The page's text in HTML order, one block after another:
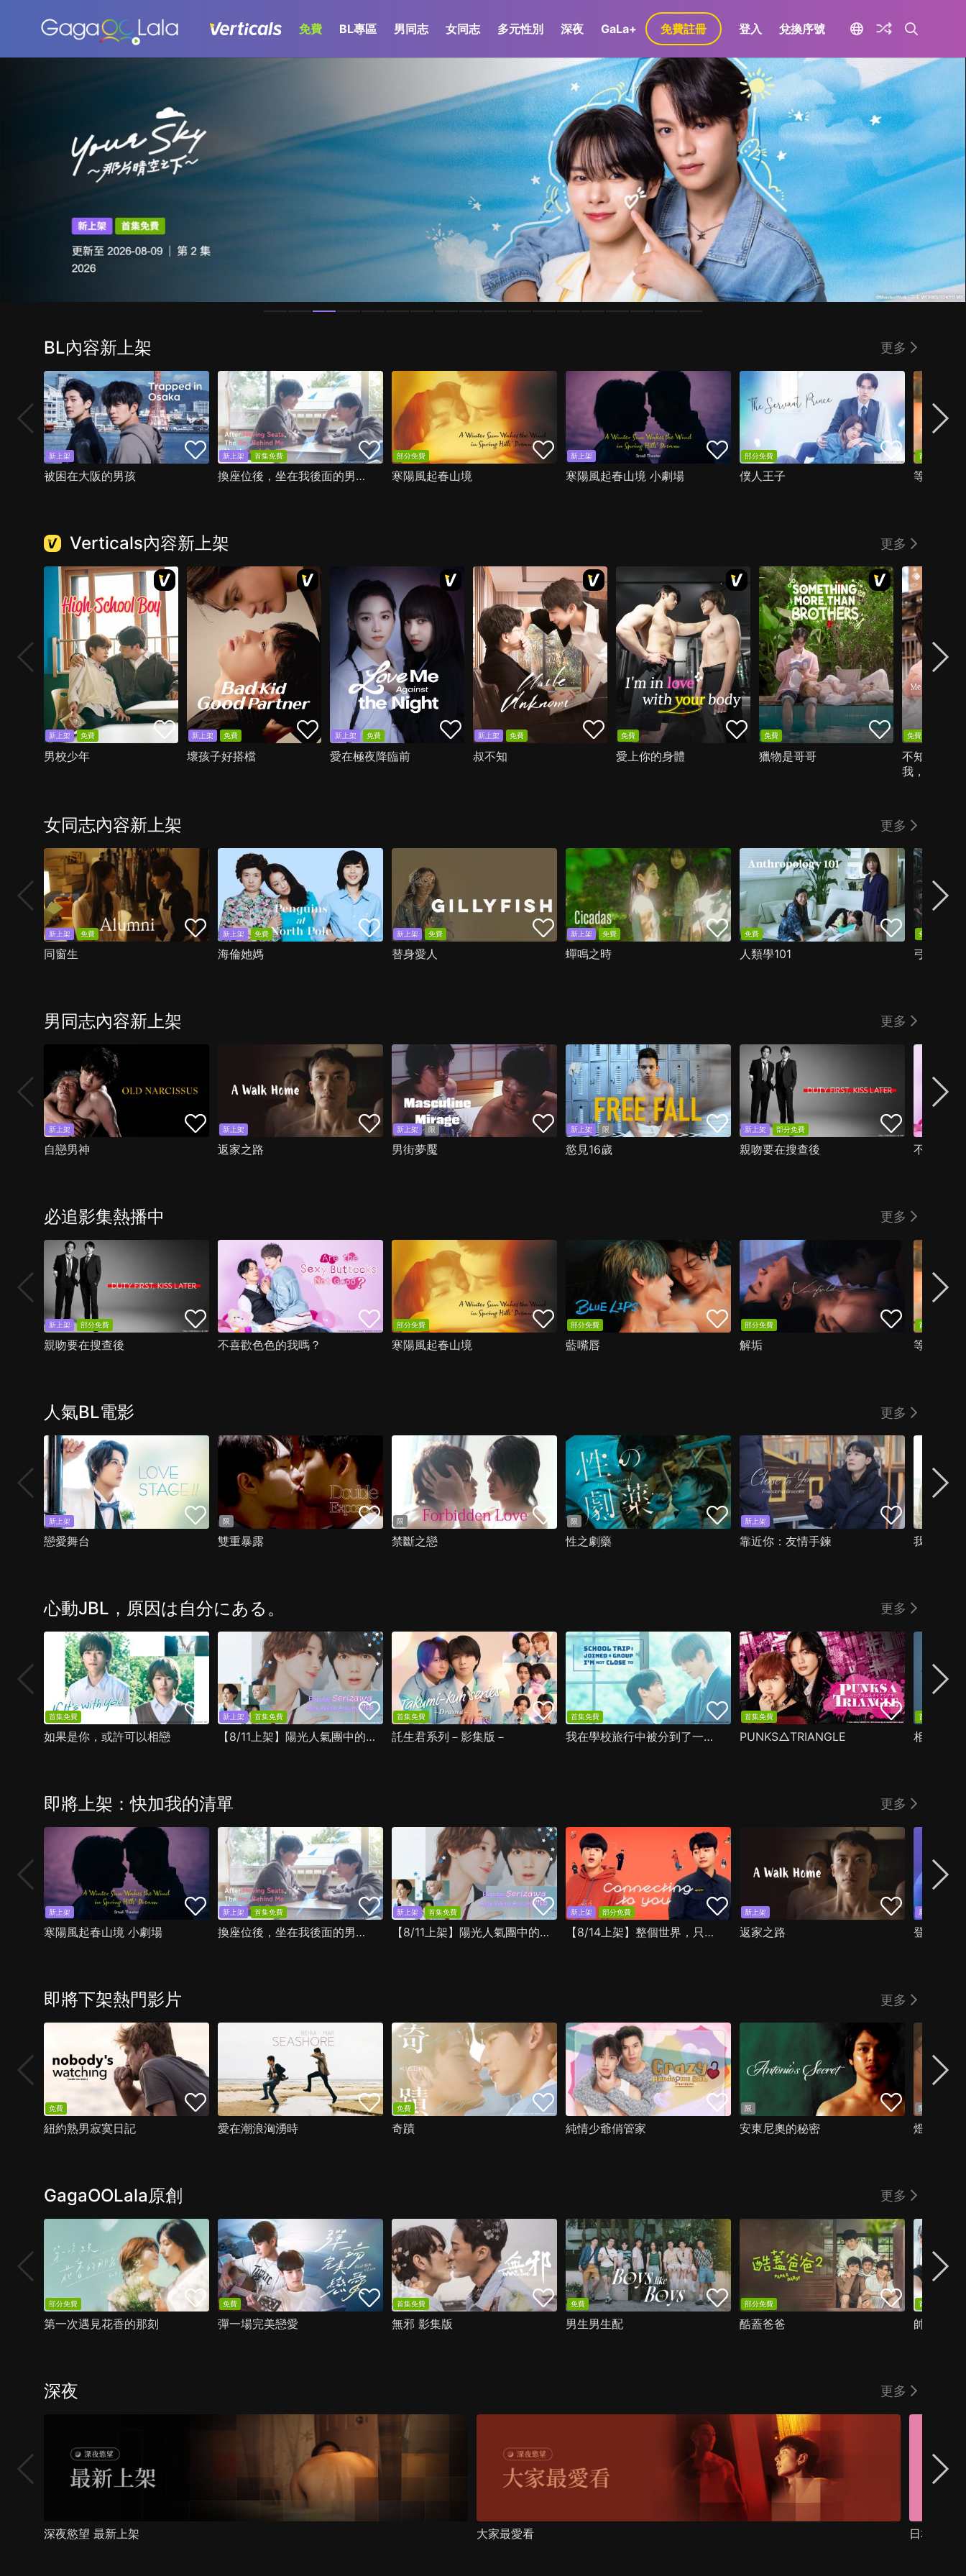
免費 BL專區 男同志 女同志 多元性別 深夜 GaLa+ 免費註冊 登入 兌換序號
BL內容新上架 更多
新上架
被困在大阪的男孩
新上架 首集免費
換座位後，坐在我後面的男生好像喜歡我
部分免費
寒陽風起春山境
新上架
寒陽風起春山境 小劇場
部分免費
僕人王子
首集免費
等待黎明
Verticals內容新上架 更多
新上架 免費
男校少年
新上架 免費
壞孩子好搭檔
新上架 免費
愛在極夜降臨前
新上架 免費
叔不知
免費
愛上你的身體
免費
獵物是哥哥
免費
不知道自己
我，和教會
女同志內容新上架 更多
新上架 免費
同窗生
新上架 免費
海倫她媽
新上架 免費
替身愛人
新上架 免費
蟬鳴之時
免費
人類學101
免費
弓蕉園的
男同志內容新上架 更多
新上架
自戀男神
新上架
返家之路
新上架 限
男街夢魘
新上架 限
慾見16歲
新上架 部分免費
親吻要在搜查後 不喜歡色
必追影集熱播中 更多
新上架 部分免費
親吻要在搜查後 不喜歡色色的我嗎？
部分免費
寒陽風起春山境
部分免費
藍嘴唇
部分免費
解垢
首集免費
等待黎明
人氣BL電影 更多
新上架
戀愛舞台
限
雙重暴露
限
禁斷之戀
限
性之劇藥
新上架
靠近你：友情手鍊 我那倒霉
心動JBL，原因は自分にある。 更多
首集免費
如果是你，或許可以相戀
新上架 首集免費
【8/11上架】陽光人氣團中的芹澤，在我面前卻有點不對勁
首集免費
託生君系列－影集版－
首集免費
我在學校旅行中被分到了一個糟糕的小組
首集免費
PUNKS△TRIANGLE
首集免費
相遇驟雨
即將上架：快加我的清單 更多
新上架
寒陽風起春山境 小劇場
新上架 首集免費
換座位後，坐在我後面的男生好像喜歡我
新上架 首集免費
【8/11上架】陽光人氣團中的芹澤，在我面前卻有點不對勁
新上架 部分免費
【8/14上架】整個世界，只有你連上了我
新上架
返家之路
新上架
登入你的
即將下架熱門影片 更多
免費
紐約熟男寂寞日記 愛在潮浪洶湧時
免費
奇蹟 純情少爺俏管家
限
安東尼奧的秘密
限
燈塔裡的
GagaOOLala原創 更多
部分免費
第一次遇見花香的那刻
免費
彈一場完美戀愛
首集免費
無邪 影集版
免費
男生男生配
部分免費
酷蓋爸爸
首集免費
帥T空姐
深夜 更多
深夜慾望 最新上架 大家最愛看 日本粉紅